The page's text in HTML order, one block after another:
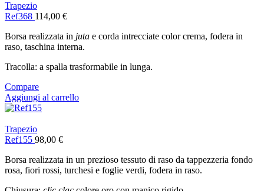
Trapezio
Ref368 114,00 €
Borsa realizzata in juta e corda intrecciate color crema, fodera in
raso, taschina interna.
Tracolla: a spalla trasformabile in lunga.
Compare
Aggiungi al carrello
Trapezio
Ref155 98,00 €
Borsa realizzata in un prezioso tessuto di raso da tappezzeria fondo
rosa, fiori rossi, turchesi e foglie verdi, fodera in raso.